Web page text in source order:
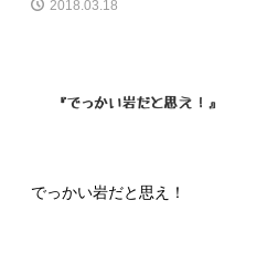
2018.03.18
でっかい岩だと思え！